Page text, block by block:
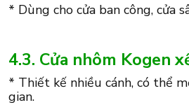
* Dùng cho cửa ban công, cửa
4.3. Cửa nhôm Kogen
* Thiết kế nhiều cánh, có thể
gian.